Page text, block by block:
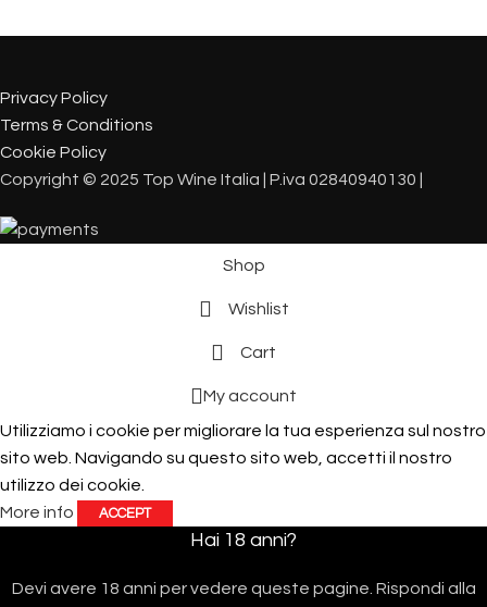
Privacy Policy
Terms & Conditions
Cookie Policy
Copyright © 2025 Top Wine Italia | P.iva 02840940130 |
Shop
Wishlist
Cart
My account
Utilizziamo i cookie per migliorare la tua esperienza sul nostro
sito web. Navigando su questo sito web, accetti il ​​nostro
utilizzo dei cookie.
More info
ACCEPT
Hai 18 anni?
Devi avere 18 anni per vedere queste pagine. Rispondi alla